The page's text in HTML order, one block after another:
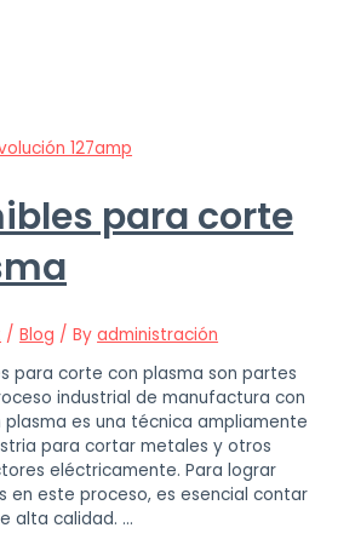
para corte
/Blog / Byadministración
para corte con plasma son partes
industrial de manufactura con
plasma es una técnica ampliamente
para cortar metales y otros
eléctricamente. Para lograr
en este proceso, es esencial contar
alta calidad. …